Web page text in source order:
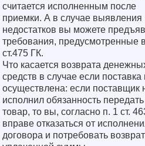
считается исполненным после
приемки. А в случае выявления
недостатков вы можете
требования, предусмотренные
ст.475 ГК.
Что касается возврата
средств в случае если поставка
осуществлена: если поставщик
исполнил обязанность передать
товар, то вы, согласно п. 1 ст.
вправе отказаться от
договора и потребовать